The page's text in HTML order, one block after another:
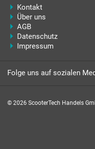
Kontakt
Über uns
AGB
Datenschutz
Impressum
Folge uns auf sozialen
© 2026 ScooterTech Handels